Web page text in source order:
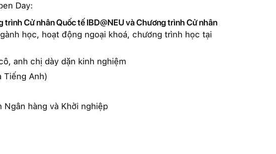
Day:
trình Cử nhân Quốc tế IBD@NEU và Chương trình Cử nhân
học, hoạt động ngoại khoá, chương trình học tại
anh chị dày dặn kinh nghiệm
Tiếng Anh)
hàng và Khởi nghiệp